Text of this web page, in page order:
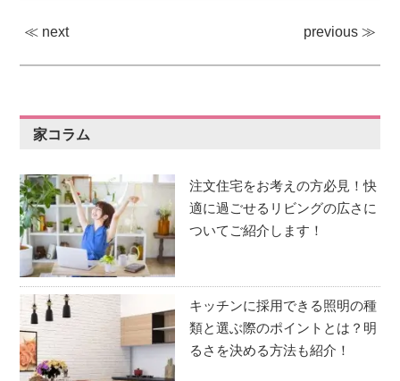
≪ next previous ≫
家コラム
注文住宅をお考えの方必見！快
適に過ごせるリビングの広さに
ついてご紹介します！
キッチンに採用できる照明の種
類と選ぶ際のポイントとは？明
るさを決める方法も紹介！